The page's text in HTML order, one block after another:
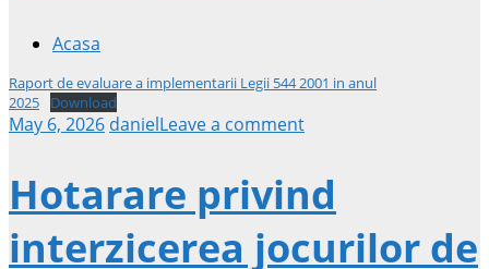
Acasa
Raport de evaluare a implementarii Legii 544 2001 in anul
2025
Download
May 6, 2026 danielLeave a comment
Hotarare privind
interzicerea jocurilor de